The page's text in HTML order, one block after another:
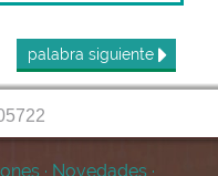
palabra siguiente
· Novedades ·